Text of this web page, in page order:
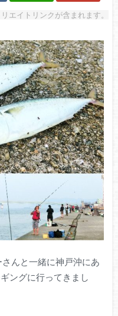
エイトリンクが含まれます。
んと一緒に神戸沖にあ
ングに行ってきまし